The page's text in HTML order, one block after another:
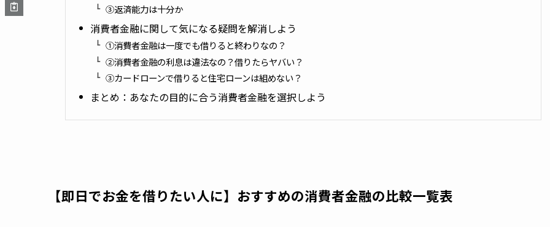
③返済能力は十分か
消費者金融に関して気になる疑問を解消しよう
①消費者金融は一度でも借りると終わりなの？
②消費者金融の利息は違法なの？借りたらヤバい？
③カードローンで借りると住宅ローンは組めない？
まとめ：あなたの目的に合う消費者金融を選択しよう
【即日でお金を借りたい人に】おすすめの消費者金融の比較一覧表